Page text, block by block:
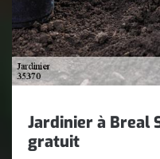
Jardinier à Breal
gratuit